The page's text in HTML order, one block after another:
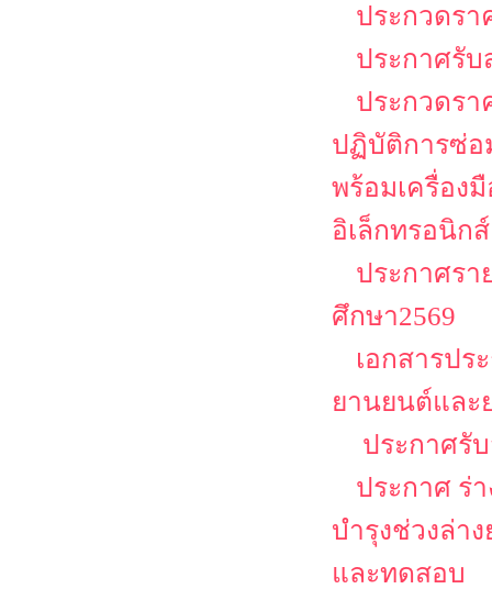
ประกวดร
ประกาศรั
ประกวดร
ปฏิบัติการซ่อ
พร้อมเครื่อง
อิเล็กทรอนิก
ประกาศร
ศึกษา2569
เอกสารป
ยานยนต์และ
ประกาศรั
ประกาศ ร่
บำรุงช่วงล่า
และทดสอบ